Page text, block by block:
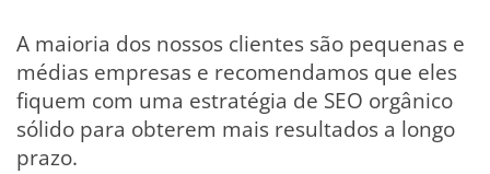
A maioria dos nossos clientes são pequenas e
médias empresas e recomendamos que eles
fiquem com uma estratégia de SEO orgânico
sólido para obterem mais resultados a longo
prazo.